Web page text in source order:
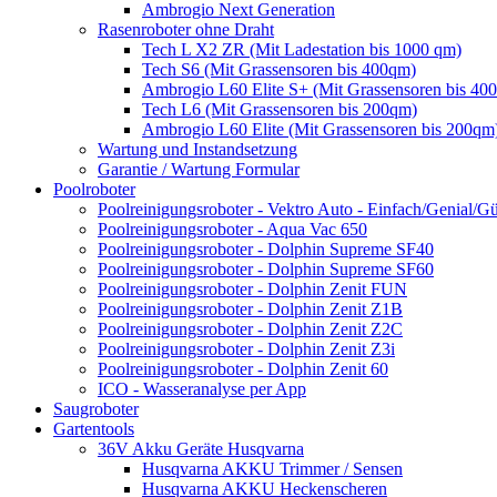
Ambrogio Next Generation
Rasenroboter ohne Draht
Tech L X2 ZR (Mit Ladestation bis 1000 qm)
Tech S6 (Mit Grassensoren bis 400qm)
Ambrogio L60 Elite S+ (Mit Grassensoren bis
Tech L6 (Mit Grassensoren bis 200qm)
Ambrogio L60 Elite (Mit Grassensoren bis
Wartung und Instandsetzung
Garantie / Wartung Formular
Poolroboter
Poolreinigungsroboter - Vektro Auto - Einfach/Genial/
Poolreinigungsroboter - Aqua Vac 650
Poolreinigungsroboter - Dolphin Supreme SF40
Poolreinigungsroboter - Dolphin Supreme SF60
Poolreinigungsroboter - Dolphin Zenit FUN
Poolreinigungsroboter - Dolphin Zenit Z1B
Poolreinigungsroboter - Dolphin Zenit Z2C
Poolreinigungsroboter - Dolphin Zenit Z3i
Poolreinigungsroboter - Dolphin Zenit 60
ICO - Wasseranalyse per App
Saugroboter
Gartentools
36V Akku Geräte Husqvarna
Husqvarna AKKU Trimmer / Sensen
Husqvarna AKKU Heckenscheren